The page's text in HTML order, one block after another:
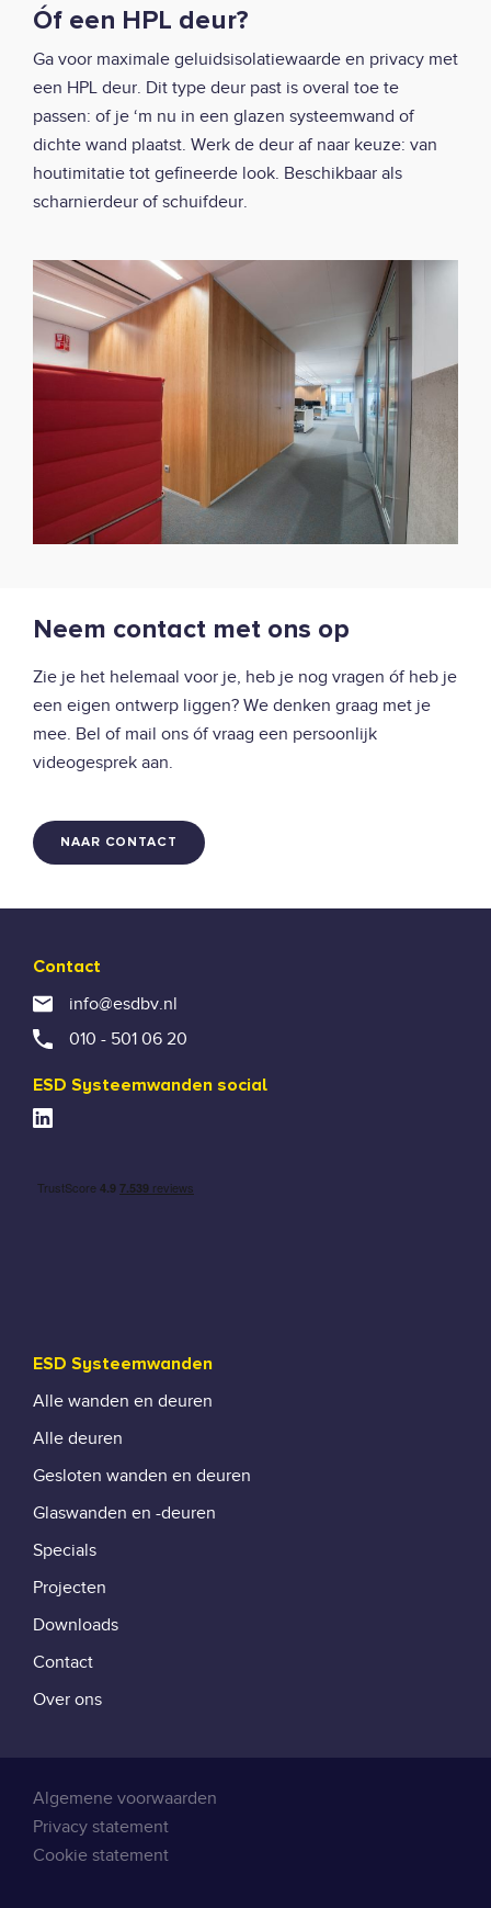
Óf een HPL deur?
Ga voor maximale geluidsisolatiewaarde en privacy met
een HPL deur. Dit type deur past is overal toe te
passen: of je ‘m nu in een glazen systeemwand of
dichte wand plaatst. Werk de deur af naar keuze: van
houtimitatie tot gefineerde look. Beschikbaar als
scharnierdeur of schuifdeur.
Neem contact met ons op
Zie je het helemaal voor je, heb je nog vragen óf heb je
een eigen ontwerp liggen? We denken graag met je
mee. Bel of mail ons óf vraag een persoonlijk
videogesprek aan.
NAAR CONTACT
Contact
info@esdbv.nl
010 - 501 06 20
ESD Systeemwanden social
ESD Systeemwanden
Alle wanden en deuren
Alle deuren
Gesloten wanden en deuren
Glaswanden en -deuren
Specials
Projecten
Downloads
Contact
Over ons
Juridisch
Algemene voorwaarden
Privacy statement
Cookie statement